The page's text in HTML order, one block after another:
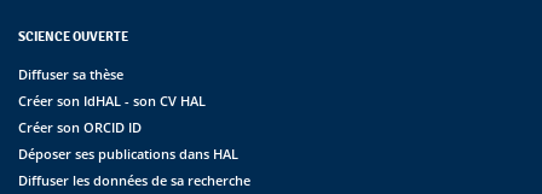
SCIENCE OUVERTE
Diffuser sa thèse
Créer son IdHAL - son CV HAL
Créer son ORCID ID
Déposer ses publications dans HAL
Diffuser les données de sa recherche